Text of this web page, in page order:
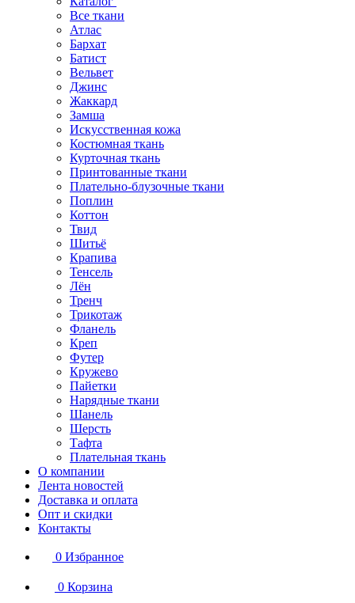
Все ткани
Атлас
Бархат
Батист
Вельвет
Джинс
Жаккард
Замша
Искусственная кожа
Костюмная ткань
Курточная ткань
Принтованные ткани
Плательно-блузочные ткани
Поплин
Коттон
Твид
Шитьё
Крапива
Тенсель
Лён
Тренч
Трикотаж
Фланель
Креп
Футер
Кружево
Пайетки
Нарядные ткани
Шанель
Шерсть
Тафта
Плательная ткань
О компании
Лента новостей
Доставка и оплата
Опт и скидки
Контакты
0 Избранное
0 Корзина